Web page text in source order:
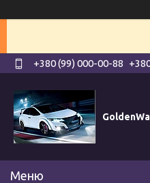
+380 (99) 000-00-88